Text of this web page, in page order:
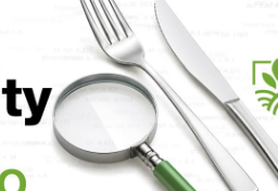
Salvagente